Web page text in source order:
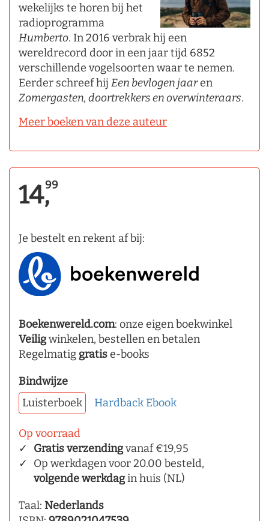
wekelijks te horen bij het
radioprogramma
Humberto. In 2016 verbrak hij een
wereldrecord door in een jaar tijd 6852
verschillende vogelsoorten waar te nemen.
Eerder schreef hij Een bevlogen jaaren
Zomergasten, doortrekkers en overwinteraars.
Meer boeken van deze auteur
14,99
Je bestelt en rekent af bij:
Boekenwereld.com: onze eigen boekwinkel
Veiligwinkelen, bestellen en betalen
Regelmatig gratise-books
Bindwijze
Luisterboek
Hardback Ebook
Op voorraad
Gratis verzendingvanaf €19,95
Op werkdagen voor 20.00 besteld,
volgende werkdagin huis (NL)
Taal: Nederlands